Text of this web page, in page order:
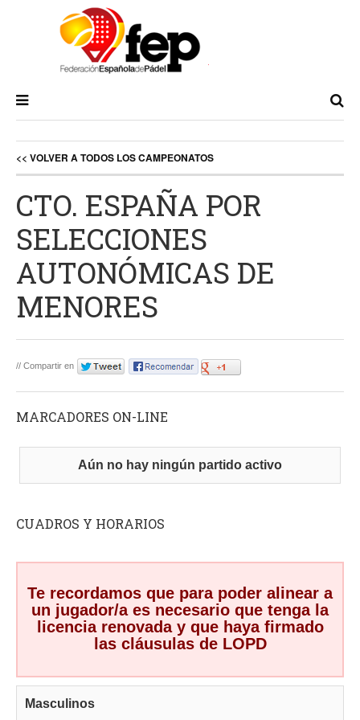
<< VOLVER A TODOS LOS CAMPEONATOS
CTO. ESPAÑA POR
SELECCIONES
AUTONÓMICAS DE
MENORES
// Compartir en
MARCADORES ON-LINE
Aún no hay ningún partido activo
CUADROS Y HORARIOS
Te recordamos que para poder alinear a
un jugador/a es necesario que tenga la
licencia renovada y que haya firmado
las cláusulas de LOPD
Masculinos